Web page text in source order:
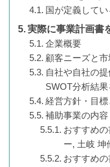
国が定義して
実際に事業計画書
企業概要
顧客ニーズと市
自社や自社の
SWOT分析結
経営方針・目
補助事業の内容
おすすめ
ー, 土岐
おすすめ